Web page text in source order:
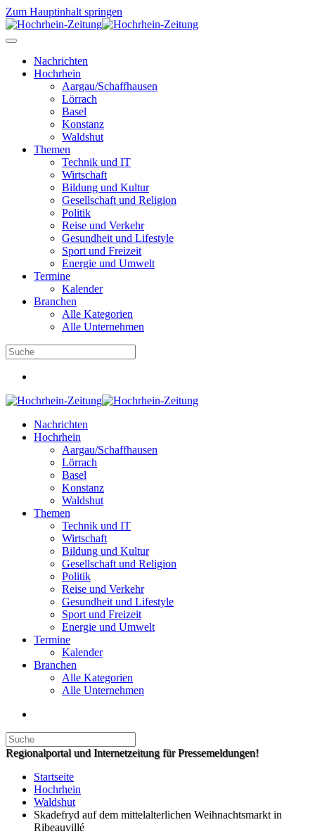
Zum Hauptinhalt springen
Nachrichten
Hochrhein
Aargau/Schaffhausen
Lörrach
Basel
Konstanz
Waldshut
Themen
Technik und IT
Wirtschaft
Bildung und Kultur
Gesellschaft und Religion
Politik
Reise und Verkehr
Gesundheit und Lifestyle
Sport und Freizeit
Energie und Umwelt
Termine
Kalender
Branchen
Alle Kategorien
Alle Unternehmen
Nachrichten
Hochrhein
Aargau/Schaffhausen
Lörrach
Basel
Konstanz
Waldshut
Themen
Technik und IT
Wirtschaft
Bildung und Kultur
Gesellschaft und Religion
Politik
Reise und Verkehr
Gesundheit und Lifestyle
Sport und Freizeit
Energie und Umwelt
Termine
Kalender
Branchen
Alle Kategorien
Alle Unternehmen
Regionalportal und Internetzeitung für Pressemeldungen!
Startseite
Hochrhein
Waldshut
Skadefryd auf dem mittelalterlichen Weihnachtsmarkt in
Ribeauvillé